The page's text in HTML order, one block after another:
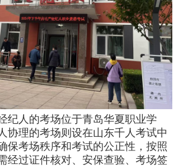
纪人的考场位于青岛华夏职业学
协理的考场则设在山东千人考试中
保考场秩序和考试的公正性，按照
经过证件核对、安保查验、考场签